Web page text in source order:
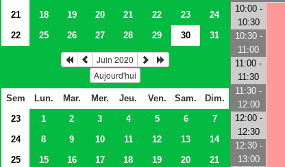
21
18 19 20 21 22 23
24
22
25 26 27 28 29 30 31
Juin 2020
Aujourd'hui
Sem Lun. Mar. Mer. Jeu. Ven. Sam.
Dim.
23
1 2 3 4 5 6
7
24
8 9 10 11 12 13
14
25
15 16 17 18 19 20
21
10:00 -
10:30
10:30 -
11:00
11:00 -
11:30
11:30 -
12:00
12:00 -
12:30
12:30 -
13:00